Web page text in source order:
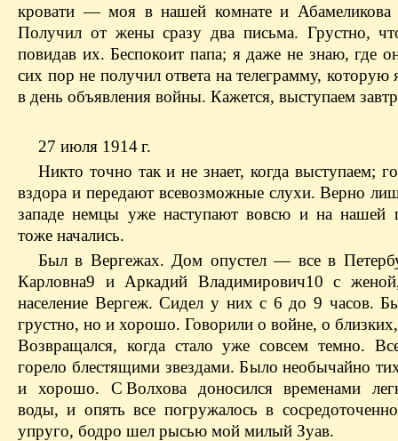
кровати — моя в нашей комнате и Абамеликова
Получил от жены сразу два письма. Грустно,
повидав их. Беспокоит папа; я даже не знаю, где
сих пор не получил ответа на телеграмму, которую
в день объявления войны. Кажется, выступаем
27 июля 1914 г.
Никто точно так и не знает, когда выступаем;
вздора и передают всевозможные слухи. Верно
западе немцы уже наступают вовсю и на нашей
тоже начались.
Был в Вергежах. Дом опустел — все в
Карловна9 и Аркадий Владимирович10 с
население Вергеж. Сидел у них с 6 до 9 часов.
грустно, но и хорошо. Говорили о войне, о
Возвращался, когда стало уже совсем темно.
горело блестящими звездами. Было необычайно
и хорошо. С Волхова доносился временами
воды, и опять все погружалось в
упруго, бодро шел рысью мой милый Зуав.